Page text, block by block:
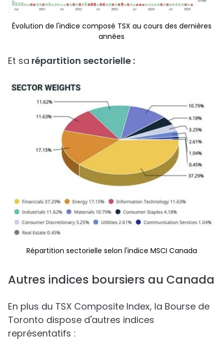
Évolution de l'indice composé TSX au cours des dernières
années
Et sa répartition sectorielle :
Répartition sectorielle selon l'indice MSCI Canada
Autres indices boursiers au Canada
En plus du TSX Composite Index, la Bourse de
Toronto dispose d'autres indices
représentatifs :